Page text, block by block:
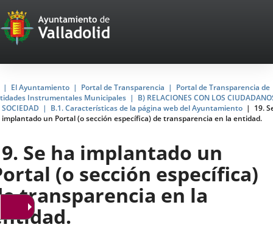
Portal
Web
del
Ayuntamiento
de
Valladolid
El Ayuntamiento Portal de Transparencia
Portal de Transparencia de
Instrumentales Municipales
B) RELACIONES CON LOS
B.1. Características de la página web del Ayuntamiento
19.
implantado un Portal (o sección específica) de transparencia en la entidad.
Se ha implantado un
(o sección específica)
transparencia en la